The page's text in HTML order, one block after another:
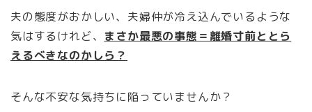
夫の態度がおかしい、夫婦仲が冷え込んでいるような
気はするけれど、 まさか最悪の事態＝離婚寸前ととら
えるべきなのかしら？
そんな不安な気持ちに陥っていませんか？